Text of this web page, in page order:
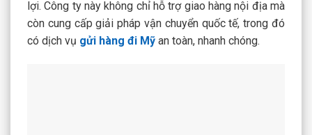
lợi. Công ty này không chỉ hỗ trợ giao hàng nội địa mà
còn cung cấp giải pháp vận chuyển quốc tế, trong đó
có dịch vụ gửi hàng đi Mỹ an toàn, nhanh chóng.